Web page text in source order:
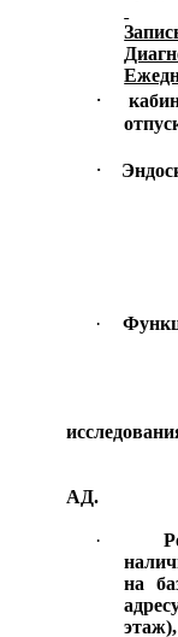
·
·
·
АД.
·
на
этаж),